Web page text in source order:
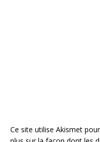
Ce site utilise Akismet